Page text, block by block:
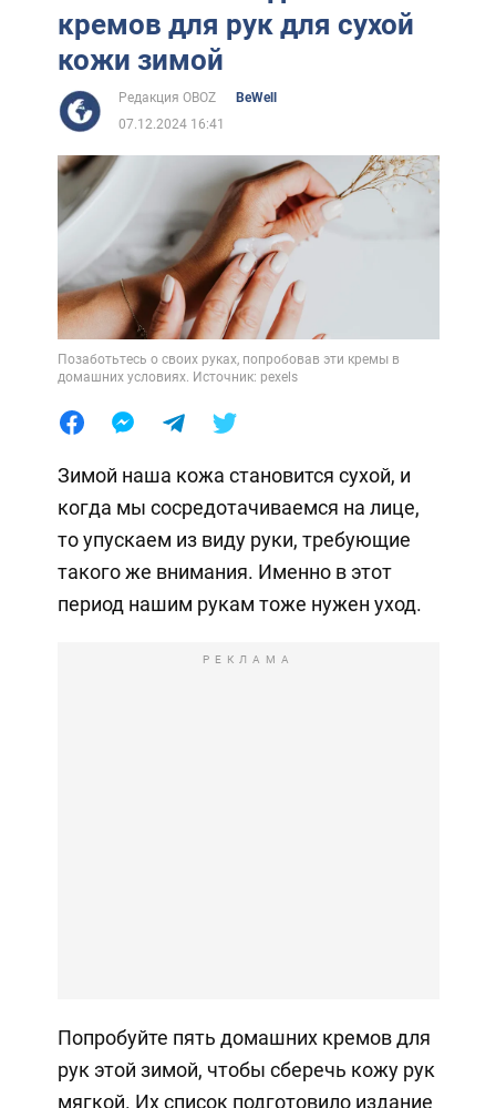
кремов для рук для сухой
кожи зимой
Редакция OBOZ
BeWell
07.12.2024 16:41
Позаботьтесь о своих руках, попробовав эти кремы в
домашних условиях. Источник: pexels
Зимой наша кожа становится сухой, и
когда мы сосредотачиваемся на лице,
то упускаем из виду руки, требующие
такого же внимания. Именно в этот
период нашим рукам тоже нужен уход.
РЕКЛАМА
Попробуйте пять домашних кремов для
рук этой зимой, чтобы сберечь кожу рук
мягкой. Их список подготовило издание